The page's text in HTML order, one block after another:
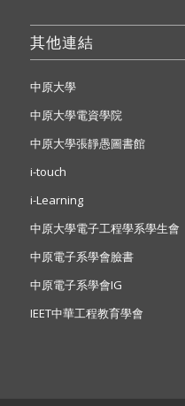
其他連結
中原大學
中原大學電資學院
中原大學張靜愚圖書館
i-touch
i-Learning
中原大學電子工程學系學生會
中原電子系學會臉書
中原電子系學會IG
IEET中華工程教育學會